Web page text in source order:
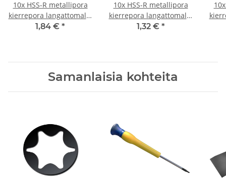
10x HSS-R metallipora
kierrepora langattomalle
ruuvitaltalle/pora Ø 3,2
1,84 € *
10x HSS-R metallipora
kierrepora langattomalle
ruuvitaltalle/pora Ø 0,6
1,32 € *
Samanlaisia kohteita